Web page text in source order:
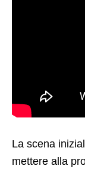
La scena
mettere alla